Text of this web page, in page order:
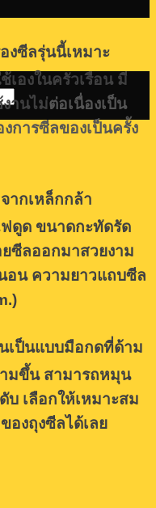
งซีลรุ่นนี้เหมาะ
เองในครัวเรือน มี
านไม่ต่อเนื่องเป็น
การซีลของเป็นครั้ง
ากเหล็กกล้า
ดูด ขนาดกะทัดรัด
ยซีลออกมาสวยงาม
อน ความยาวแถบซีล
เป็นแบบมือกดที่ด้าม
มขึ้น สามารถหมุน
บ เลือกให้เหมาะสม
องถุงซีลได้เลย